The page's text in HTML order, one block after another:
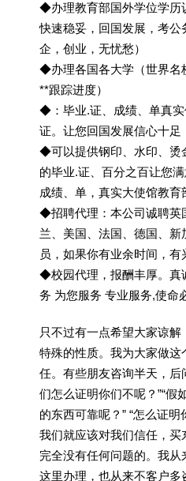
◆办理教育部国外学位学历
快速稳妥，回国发展，考
企，创业，无忧愁）
◆办理各国各大学（世界名
**跟踪进度）
◆：毕业.证、成绩、单真
证。让您回国发展信心十足
◆可以提供钢印、水印、烫
的毕业.证、百分之百让您
成绩、单，真实大使馆教育
◆招聘代理：本公司诚聘英
兰、美国、法国、德国、新
员，如果你有业余时间，有
◆校园代理，报酬丰厚。真
务 为您服务 专业服务,使命
只不过有一点希望大家谅
特殊的性质。我为大家做
任。有些朋友咨询半天，后
们怎么证明你们不呢？”“假
的东西可靠呢？” “怎么证
我们就应该对我们信任，
完全没有任何问题的。我
这里办理，也从来不客户